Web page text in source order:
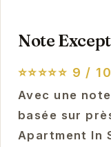
Note
⭐⭐⭐⭐⭐ 9 /
Avec une
basée sur
Apartment In